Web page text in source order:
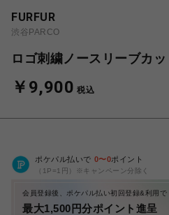
FURFUR
渋谷PARCO
ロゴ刺繍ノースリーブカ
￥9,900 税込
ポケパル払いで 0〜0ポイント
（1P=1円）※キャンペーン分除く
会員登録後、ポケパル払い初回登録&利用で
最大1,500円分ポイント進呈